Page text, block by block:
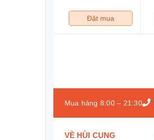
Đặt mua
Mua hàng 8:00 – 21:30
VỀ HÙI CUNG